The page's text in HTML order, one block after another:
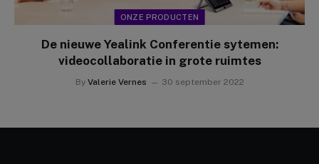
ONZE PRODUCTEN
De nieuwe Yealink Conferentie sytemen:
videocollaboratie in grote ruimtes
By Valerie Vernes 30 september 2022